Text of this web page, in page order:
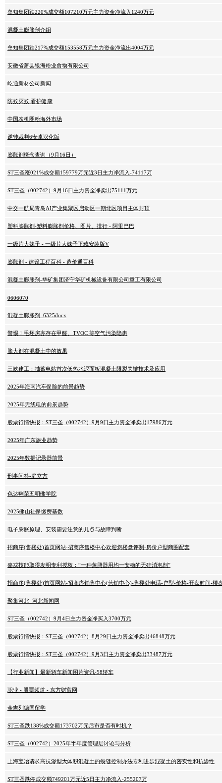
垒知集团跌220%成交额107210万元主力资金净流入1240万元
混凝土膨胀剂介绍
垒知集团跌217%成交额153558万元主力资金净流出4004万元
安徽省萧县银海粉业食物有限公司
屹通新材公司新闻
防蚊灭蚊 看护健康
中国农机圈粉海外市场
逆转裁判6安卓汉化版
膨胀剂概念查询（9月16日）
ST三圣涨021%成交额159779万元近3日主力净流入-74117万
ST三圣（002742）9月16日主力资金净卖出75111万元
中交一航局青岛AI产业集聚区启动区一期北区项目主体封顶
塑料膨胀剂-塑料膨胀剂价格、图片、排行 - 阿里巴巴
一级片大妹子 - 一级片大妹子下载安装版V
膨胀剂 - 建设工程百科 - 造价通百科
混凝土膨胀剂-华矿集团济宁华矿机械设备有限公司重工有限公司
0606070
混凝土膨胀剂_6325docx
警惕！毛坯房亦存在甲醛、TVOC 等空气污染隐患
胀大剂在混凝土中的效果
三峡建工：抽蓄电站首次低热水泥面板混凝土限裂关键技术及应用
2025年海南汽车保险的前景趋势
2025年无线电的前景趋势
股票行情快报：ST三圣（002742）9月9日主力资金净卖出17986万元
2025年广东旅业趋势
2025年数据记录器前景
刑事问答-庭立方
色达喇荣五明佛学院
2025佛山社保缴费基数
电子膨胀原理、安装需要注意的几点与故障判断
招商序(售楼处)首页网站-招商序售楼中心欢迎您楼盘评测-房价户型商圈配套
嘉戎技能取得发明专利授权：“一种蒸腾器用均一安稳的无硅消泡剂”
招商序(售楼处)首页网站-招商序销售中心(营销中心)-售楼处电话-户型-价格-开盘时间-楼
聚集河北_河北新闻网
ST三圣（002742）9月4日主力资金净买入3700万元
股票行情快报：ST三圣（002742）8月29日主力资金净卖出46848万元
股票行情快报：ST三圣（002742）9月3日主力资金净卖出33487万元
【行业新闻】最新轿车新闻图片资讯-58轿车
职业 - 股票频道 - 东方财富网
金吉列德国留学
ST三圣跌138%成交额173702万元后市是否有时机？
ST三圣（002742）2025年半年度管理层讨论与分析
上海宝冶请求高抗渗型大体积混凝土的裂缝控制办法专利进步混凝土的密实性和抗渗性
ST三圣跌停成交额749201万元近5日主力净流入-255207万